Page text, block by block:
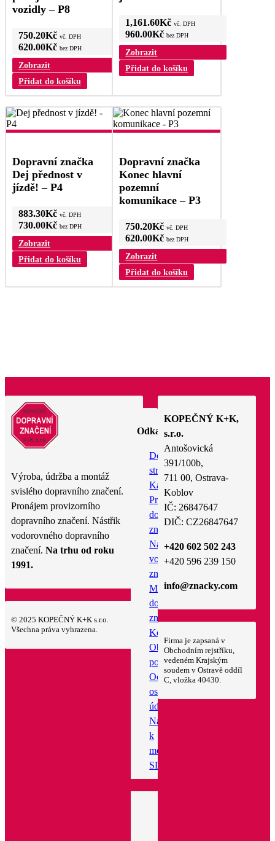
vozidly – P8
750.20Kč vč. DPH
620.00Kč bez DPH
Zobrazit
Přidat do košíku
1,161.60Kč vč. DPH
960.00Kč bez DPH
Zobrazit
Přidat do košíku
Dopravní značka
Dej přednost v
jízdě! – P4
883.30Kč vč. DPH
730.00Kč bez DPH
Zobrazit
Přidat do košíku
Dopravní značka
Konec hlavní
pozemní
komunikace – P3
750.20Kč vč. DPH
620.00Kč bez DPH
Zobrazit
Přidat do košíku
Výroba, údržba a montáž
svislého dopravního značení.
Pronájem provizorního
dopravního značení. Nástřik
vodorovného dopravního
značení. Na trhu od roku
1991.
© 2025 KOPEČNÝ K+K s.r.o.
Všechna práva vyhrazena.
Odkazy
Domovská
stránka
Katalog
Pronájem
dopravního
značení
Nástřik
vodorovného
značení
Montáž
dopravního
značení
Kontakt
Obchodní
podmínky
Ochrana
osobních
údajů
Návod
k
montáží
SDZ
KOPEČNÝ K+K,
s.r.o.
Antošovická
391/100b,
711 00, Ostrava-
Koblov
IČ: 26847647
DIČ: CZ26847647
+420 602 502 243
+420 596 239 150
info@znacky.com
Firma je zapsaná v
Obchodním rejstříku,
vedeném Krajským
soudem v Ostravě oddíl
C, vložka 40430.